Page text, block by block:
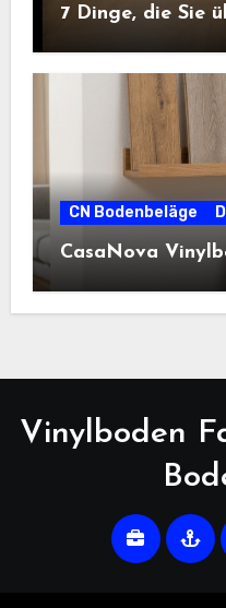
7 Dinge, die Sie
CN Bodenbeläge
CasaNova
Vinylboden